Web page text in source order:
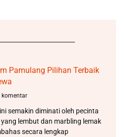
Pamulang Pilihan Terbaik
komentar
semakin diminati oleh pecinta
lembut dan marbling lemak
secara lengkap